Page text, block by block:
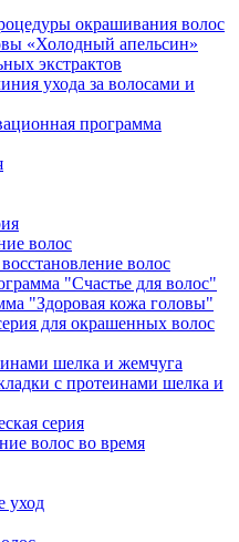
окрашивания волос
«Холодный апельсин»
экстрактов
ухода за волосами и
программа
волос
волос
"Счастье для волос"
"Здоровая кожа головы"
для окрашенных волос
шелка и жемчуга
с протеинами шелка и
серия
волос во время
уход